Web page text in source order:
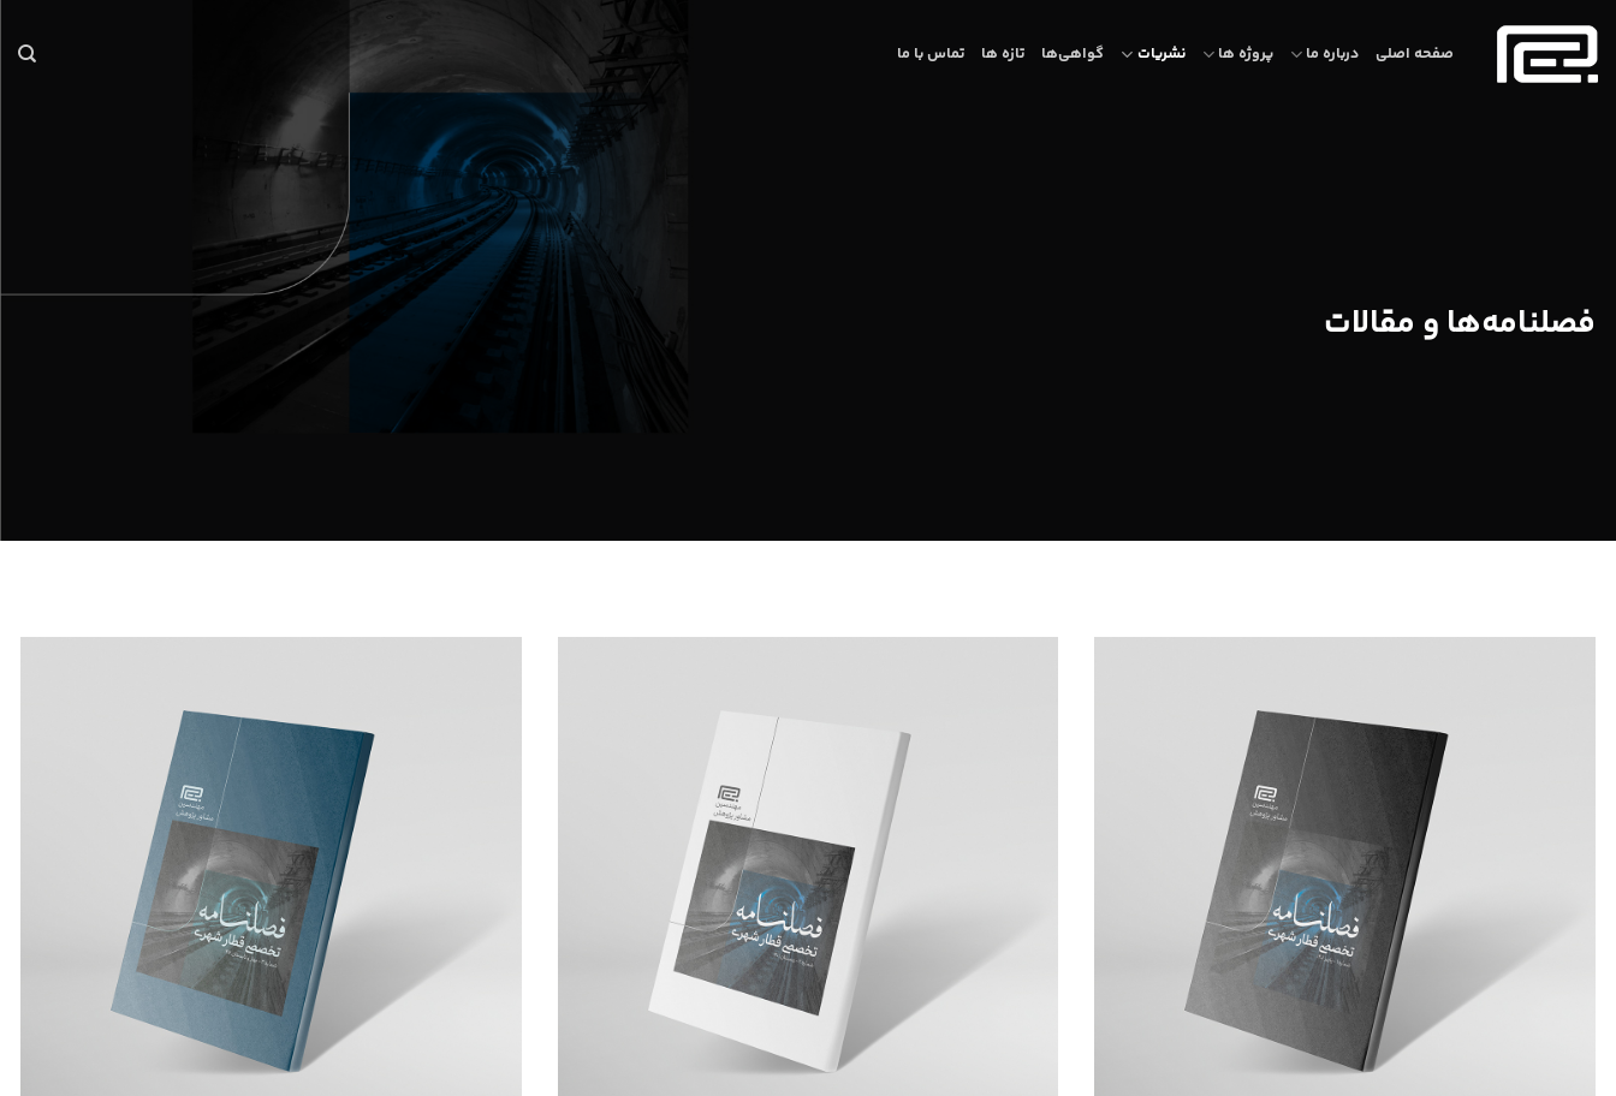
content
صفحه اصلی درباره ما پروژه ها نشریات گواهی‌ها تازه ها تماس با ما
فصلنامه‌ها و مقالات